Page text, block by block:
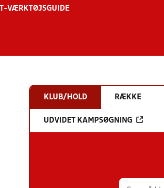
IT-VÆRKTØJSGUIDE
KLUB/HOLD RÆKKE
UDVIDET KAMPSØGNING